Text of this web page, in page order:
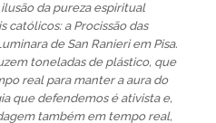
da pureza espiritual
católicos: a Procissão das
de San Ranieri em Pisa.
toneladas de plástico, que
real para manter a aura do
que defendemos é ativista e,
também em tempo real,